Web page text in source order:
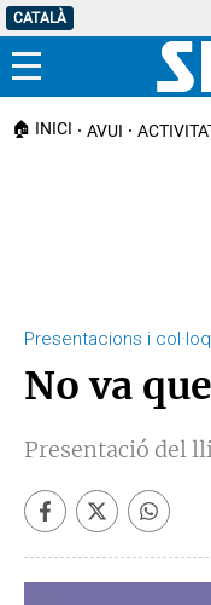
CATALÀ
Menú
🏠 INICI AVUI
Presentacions i
No va
Presentació del